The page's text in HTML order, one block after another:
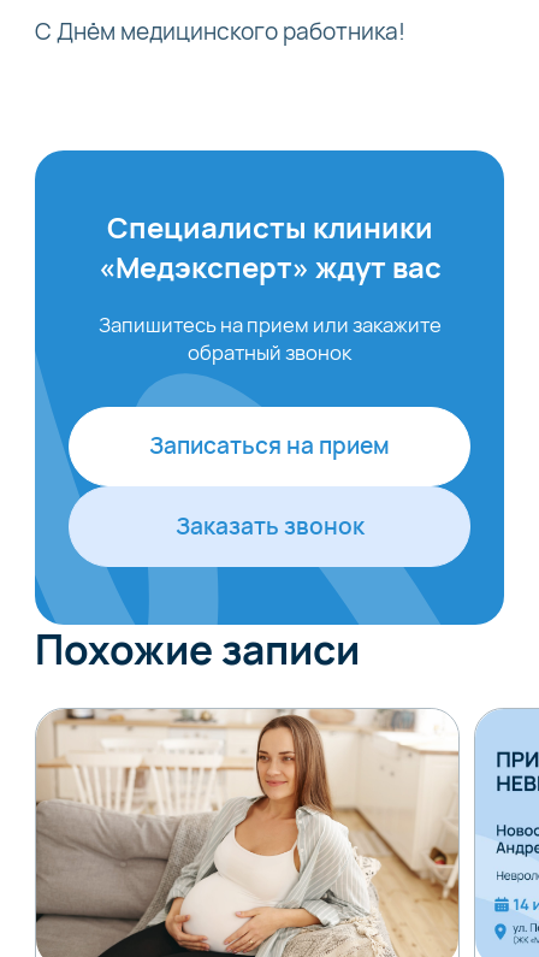
С Днём медицинского работника!
Специалисты клиники
«Медэксперт» ждут вас
Запишитесь на прием или закажите
обратный звонок
Записаться на прием
Заказать звонок
Похожие записи